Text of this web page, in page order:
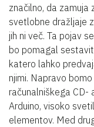
značilno, da zamuja
svetlobne dražljaje
jih ni več. Ta pojav
bo pomagal
katero lahko
njimi. Napravo
računalniškega CD-
Arduino, visoko
elementov. Med